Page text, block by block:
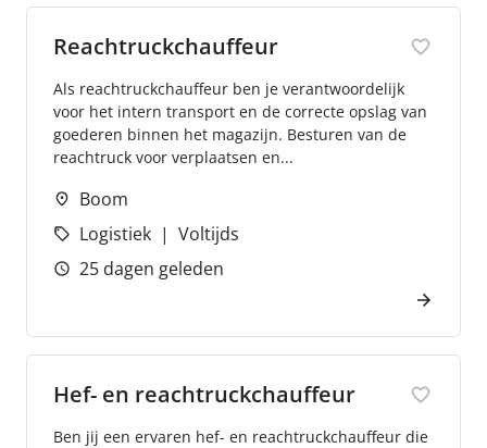
Reachtruckchauffeur
Als reachtruckchauffeur ben je verantwoordelijk
voor het intern transport en de correcte opslag van
goederen binnen het magazijn. Besturen van de
reachtruck voor verplaatsen en...
Boom
Logistiek
Voltijds
25 dagen geleden
Hef- en reachtruckchauffeur
Ben jij een ervaren hef- en reachtruckchauffeur die